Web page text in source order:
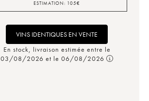
ESTIMATION: 105€
VINS IDENTIQUES EN VENTE
En stock, livraison estimée entre le
03/08/2026 et le 06/08/2026